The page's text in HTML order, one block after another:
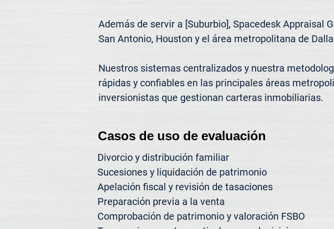
Además de servir a [Suburbio], Spacedesk Appraisal
San Antonio, Houston y el área metropolitana de
Nuestros sistemas centralizados y nuestra
rápidas y confiables en las principales áreas
inversionistas que gestionan carteras inmobiliarias.
Casos de uso de evaluación
Divorcio y distribución familiar
Sucesiones y liquidación de patrimonio
Apelación fiscal y revisión de tasaciones
Preparación previa a la venta
Comprobación de patrimonio y valoración FSBO